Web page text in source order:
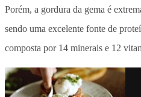
Porém, a gordura da gema é
sendo uma excelente fonte de
composta por 14 minerais e 12